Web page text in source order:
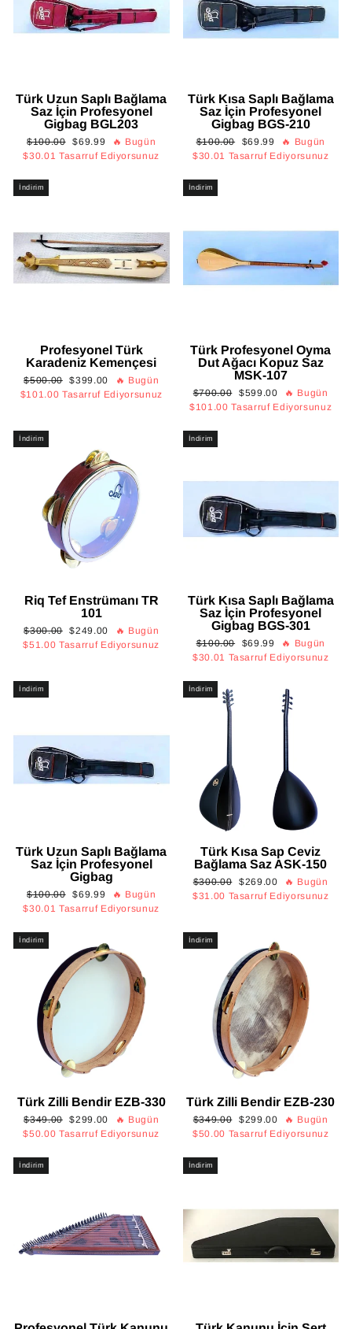
Türk Uzun Saplı Bağlama
Saz İçin Profesyonel
Gigbag BGL203
Normal
fiyat
$100.00 İndirimli
fiyat
$69.99
🔥 Bugün
$30.01 Tasarruf Ediyorsunuz
Türk Kısa Saplı Bağlama
Saz İçin Profesyonel
Gigbag BGS-210
Normal
fiyat
$100.00
İndirimli
fiyat
$69.99
🔥 Bugün
$30.01 Tasarruf Ediyorsunuz
İndirim
Profesyonel Türk
Karadeniz Kemençesi
Normal
fiyat
$500.00 İndirimli
fiyat
$399.00
🔥 Bugün
$101.00 Tasarruf Ediyorsunuz
İndirim
Türk Profesyonel Oyma
Dut Ağacı Kopuz Saz
MSK-107
Normal
fiyat
$700.00
İndirimli
fiyat
$599.00
🔥 Bugün
$101.00 Tasarruf Ediyorsunuz
İndirim
Riq Tef Enstrümanı TR
101
Normal
fiyat
$300.00 İndirimli
fiyat
$249.00
🔥 Bugün
$51.00 Tasarruf Ediyorsunuz
İndirim
Türk Kısa Saplı Bağlama
Saz İçin Profesyonel
Gigbag BGS-301
Normal
fiyat
$100.00
İndirimli
fiyat
$69.99
🔥 Bugün
$30.01 Tasarruf Ediyorsunuz
İndirim
Türk Uzun Saplı Bağlama
Saz İçin Profesyonel
Gigbag
Normal
fiyat
$100.00 İndirimli
fiyat
$69.99
🔥 Bugün
$30.01 Tasarruf Ediyorsunuz
İndirim
Türk Kısa Sap Ceviz
Bağlama Saz ASK-150
Normal
fiyat
$300.00
İndirimli
fiyat
$269.00
🔥 Bugün
$31.00 Tasarruf Ediyorsunuz
İndirim
Türk Zilli Bendir EZB-330
Normal
fiyat
$349.00 İndirimli
fiyat
$299.00
🔥 Bugün
$50.00 Tasarruf Ediyorsunuz
İndirim
Türk Zilli Bendir EZB-230
Normal
fiyat
$349.00
İndirimli
fiyat
$299.00
🔥 Bugün
$50.00 Tasarruf Ediyorsunuz
İndirim İndirim